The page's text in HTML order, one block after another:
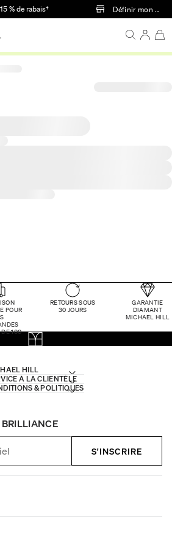
Passer au contenu principal
% de rabais† Définir mon
POUR
DE 100
RETOURS SOUS
30 JOURS
GARANTIE
DIAMANT
MICHAEL HILL
HILL
À LA CLIENTÈLE
& POLITIQUES
S'INSCRIRE